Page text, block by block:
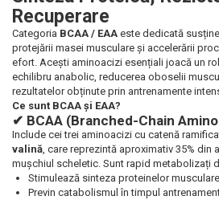
Recuperare
Categoria BCAA / EAA este dedicată
protejării masei musculare și accelerării
efort. Acești aminoacizi esențiali joacă un
echilibru anabolic, reducerea oboselii
rezultatelor obținute prin antrenamente
Ce sunt BCAA și EAA?
✔ BCAA (Branched-Chain
Include cei trei aminoacizi cu catenă
valină, care reprezintă aproximativ 35% din
mușchiul scheletic. Sunt rapid metabolizați
Stimulează sinteza proteinelor
Previn catabolismul în timpul